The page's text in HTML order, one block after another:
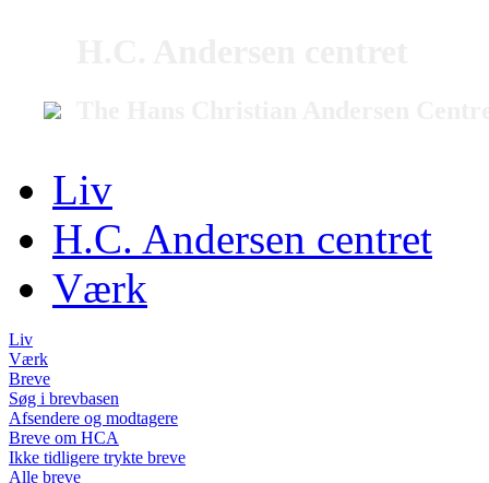
Liv
H.C. Andersen centret
Værk
Liv
Værk
Breve
Søg i brevbasen
Afsendere og modtagere
Breve om HCA
Ikke tidligere trykte breve
Alle breve